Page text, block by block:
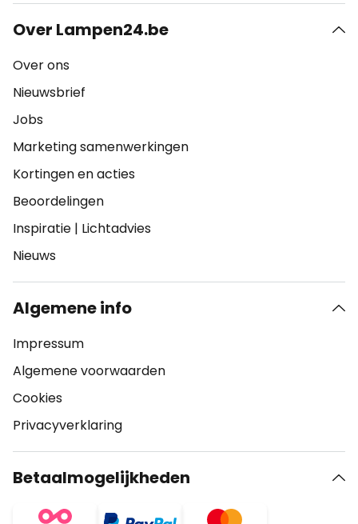
Over Lampen24.be
Over ons
Nieuwsbrief
Jobs
Marketing samenwerkingen
Kortingen en acties
Beoordelingen
Inspiratie | Lichtadvies
Nieuws
Algemene info
Impressum
Algemene voorwaarden
Cookies
Privacyverklaring
Betaalmogelijkheden